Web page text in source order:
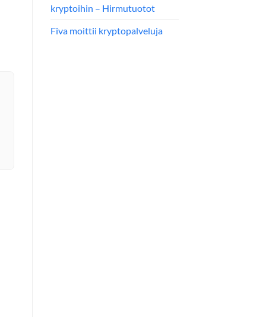
kryptoihin – Hirmutuotot
Fiva moittii kryptopalveluja